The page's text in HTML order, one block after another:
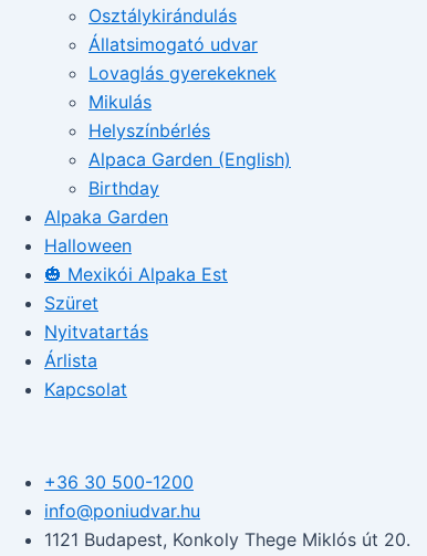
Osztálykirándulás
Állatsimogató udvar
Lovaglás gyerekeknek
Mikulás
Helyszínbérlés
Alpaca Garden (English)
Birthday
Alpaka Garden
Halloween
🎃 Mexikói Alpaka Est
Szüret
Nyitvatartás
Árlista
Kapcsolat
+36 30 500-1200​
info@poniudvar.hu
1121 Budapest, Konkoly Thege Miklós út 20.